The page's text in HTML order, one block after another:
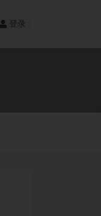
登录